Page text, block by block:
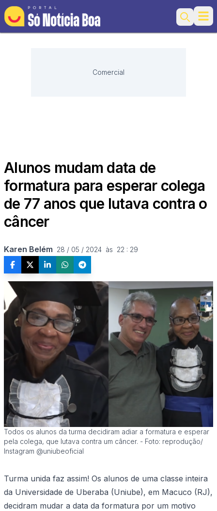
Search
Comercial
Alunos mudam data de
formatura para esperar colega
de 77 anos que lutava contra o
câncer
Karen Belém 28 / 05 / 2024  às  22 : 29
Todos os alunos da turma decidiram adiar a formatura e esperar
pela colega, que lutava contra um câncer. - Foto: reprodução/
Instagram @uniubeoficial
Turma unida faz assim! Os alunos de uma classe inteira
da Universidade de Uberaba (Uniube), em Macuco (RJ),
decidram mudar a data da formatura por um motivo